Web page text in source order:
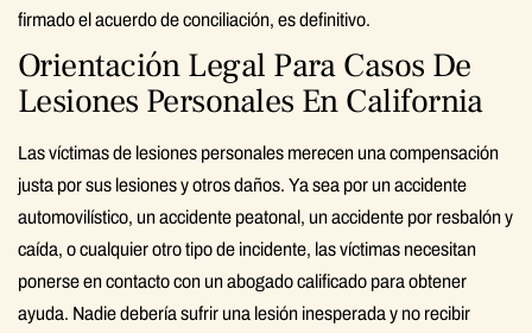
firmado el acuerdo de conciliación, es definitivo.
Orientación Legal Para Casos De
Lesiones Personales En California
Las víctimas de lesiones personales merecen una compensación
justa por sus lesiones y otros daños. Ya sea por un accidente
automovilístico, un accidente peatonal, un accidente por resbalón y
caída, o cualquier otro tipo de incidente, las víctimas necesitan
ponerse en contacto con un abogado calificado para obtener
ayuda. Nadie debería sufrir una lesión inesperada y no recibir